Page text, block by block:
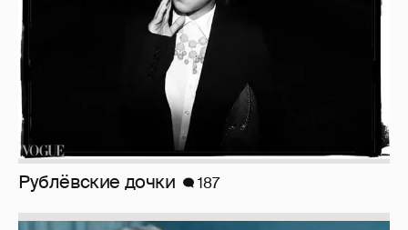
Рублёвские дочки 187